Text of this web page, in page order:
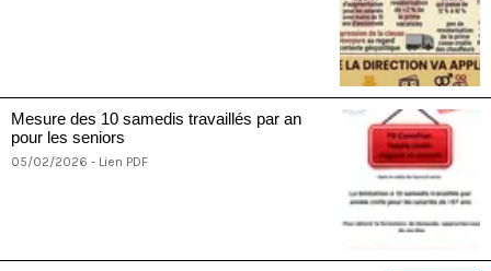
Mesure des 10 samedis travaillés par an
pour les seniors
05/02/2026 - Lien PDF